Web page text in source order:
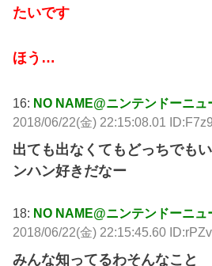
たいです
ほう…
16: NO NAME@ニンテンドーニュ
2018/06/22(金) 22:15:08.01
出ても出なくてもどっちでも
ンハン好きだなー
18: NO NAME@ニンテンドーニュ
2018/06/22(金) 22:15:45.60
みんな知ってるわそんなこと